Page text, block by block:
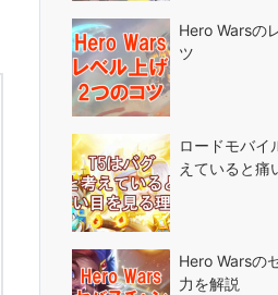
Hero Warsの
ツ
ロードモバイ
えていると痛
Hero Warsの
力を解説